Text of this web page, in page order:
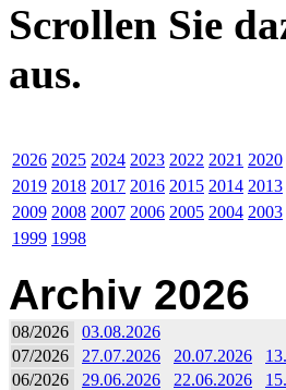
Scrollen Sie
aus.
2026 2025 2024 2023 2022 2021 2020
2019 2018 2017 2016 2015 2014 2013
2009 2008 2007 2006 2005 2004 2003
1999 1998
Archiv 2026
08/2026
03.08.2026
07/2026
27.07.2026 20.07.2026
06/2026
29.06.2026 22.06.2026